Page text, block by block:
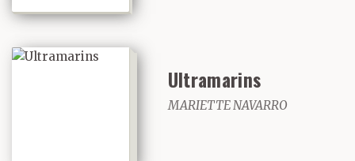
Ultramarins
MARIETTE NAVARRO